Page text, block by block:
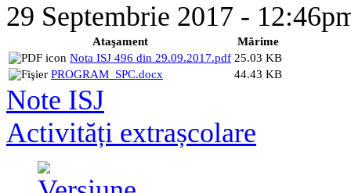
29 Septembrie 2017 -
Ataşament
Mărime
Nota ISJ 496 din 29.09.2017.pdf 25.03 KB
PROGRAM_SPC.docx
44.43 KB
Note ISJ
Activități extrașcolare